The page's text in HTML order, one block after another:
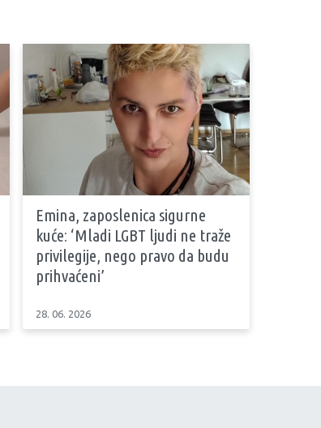
Emina, zaposlenica sigurne
kuće: ‘Mladi LGBT ljudi ne traže
privilegije, nego pravo da budu
prihvaćeni’
28. 06. 2026